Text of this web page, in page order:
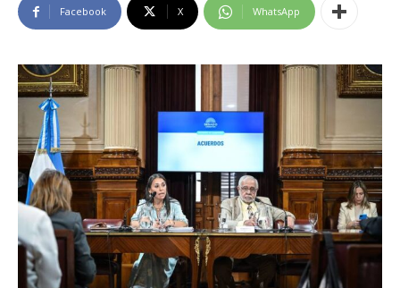
Facebook X WhatsApp